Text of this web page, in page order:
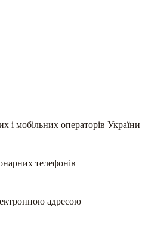
і мобільних операторів України
телефонів
адресою